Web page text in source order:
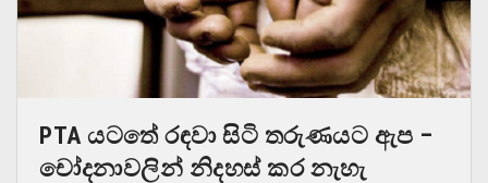
PTA යටතේ රඳවා සිටි තරුණයට ඇප –
චෝදනාවලින් නිදහස් කර නැහැ